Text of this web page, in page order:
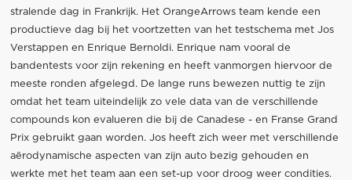
stralende dag in Frankrijk. Het OrangeArrows team kende een
productieve dag bij het voortzetten van het testschema met Jos
Verstappen en Enrique Bernoldi. Enrique nam vooral de
bandentests voor zijn rekening en heeft vanmorgen hiervoor de
meeste ronden afgelegd. De lange runs bewezen nuttig te zijn
omdat het team uiteindelijk zo vele data van de verschillende
compounds kon evalueren die bij de Canadese - en Franse Grand
Prix gebruikt gaan worden. Jos heeft zich weer met verschillende
aërodynamische aspecten van zijn auto bezig gehouden en
werkte met het team aan een set-up voor droog weer condities.